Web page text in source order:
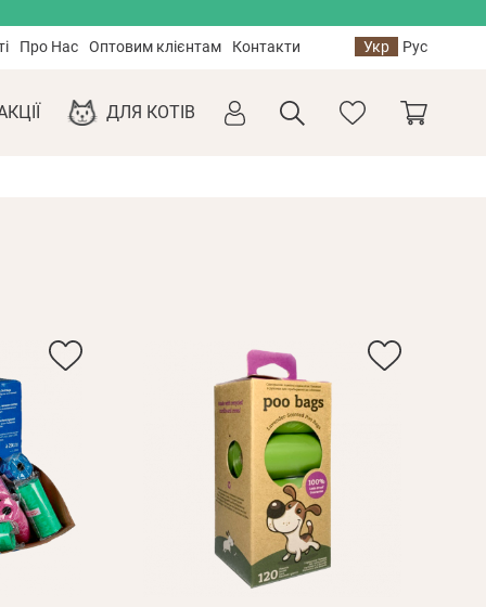
Про Нас Оптовим клієнтам Контакти Укр Рус
ДЛЯ КОТІВ